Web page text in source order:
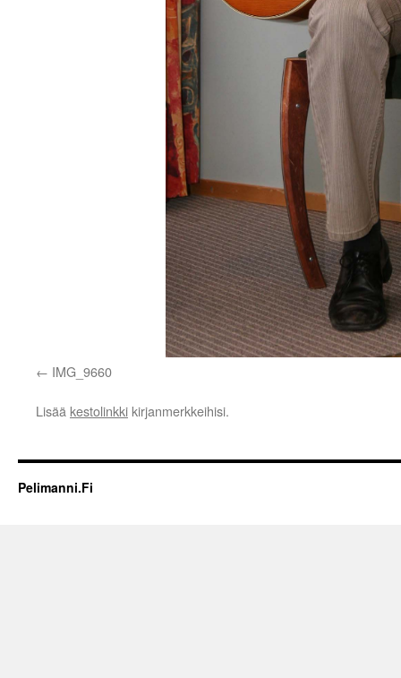
IMG_9660
Lisää kestolinkki kirjanmerkkeihisi.
Pelimanni.Fi